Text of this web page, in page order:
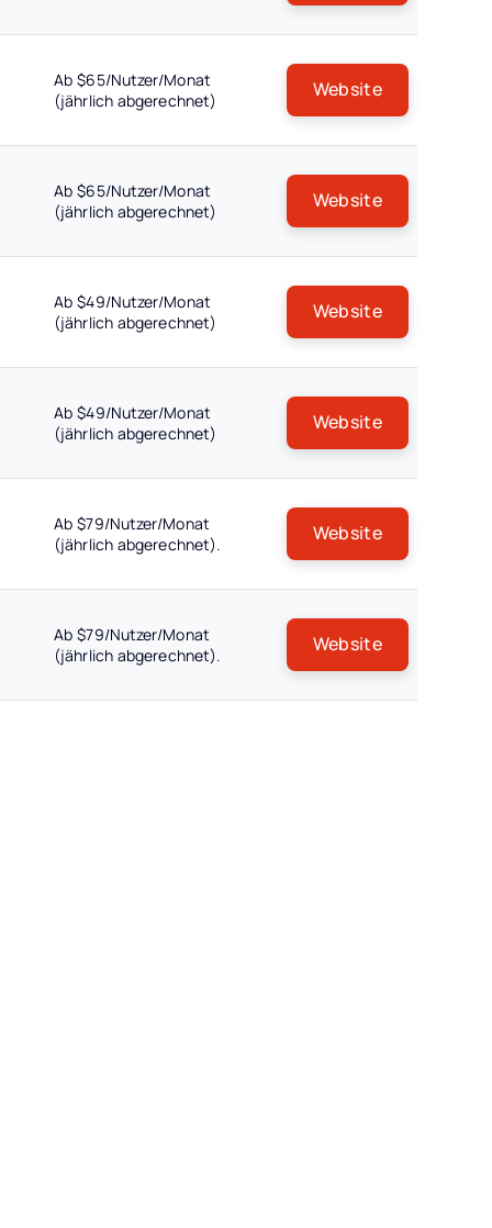
Ab $65/Nutzer/Monat
(jährlich abgerechnet)
Website
Ab $65/Nutzer/Monat
(jährlich abgerechnet)
Website
Ab $49/Nutzer/Monat
(jährlich abgerechnet)
Website
Ab $49/Nutzer/Monat
(jährlich abgerechnet)
Website
Ab $79/Nutzer/Monat
(jährlich abgerechnet).
Website
Ab $79/Nutzer/Monat
(jährlich abgerechnet).
Website